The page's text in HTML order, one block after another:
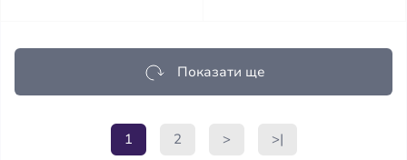
Показати ще
1 2 > >|